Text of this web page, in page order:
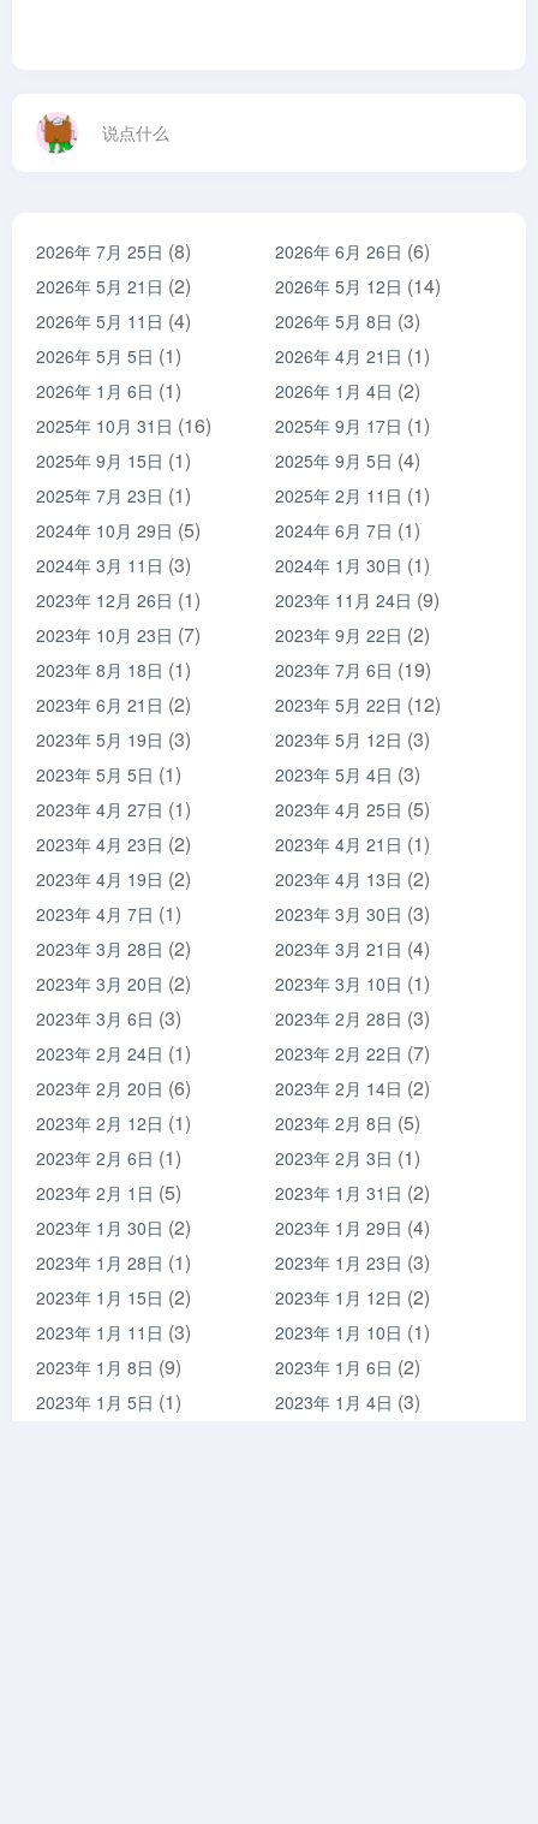
说点什么
2026年 7月 25日 (8) 2026年 6月 26日 (6)
2026年 5月 21日 (2) 2026年 5月 12日 (14)
2026年 5月 11日 (4) 2026年 5月 8日 (3)
2026年 5月 5日 (1) 2026年 4月 21日 (1)
2026年 1月 6日 (1) 2026年 1月 4日 (2)
2025年 10月 31日 (16) 2025年 9月 17日 (1)
2025年 9月 15日 (1) 2025年 9月 5日 (4)
2025年 7月 23日 (1) 2025年 2月 11日 (1)
2024年 10月 29日 (5) 2024年 6月 7日 (1)
2024年 3月 11日 (3) 2024年 1月 30日 (1)
2023年 12月 26日 (1) 2023年 11月 24日 (9)
2023年 10月 23日 (7) 2023年 9月 22日 (2)
2023年 8月 18日 (1) 2023年 7月 6日 (19)
2023年 6月 21日 (2) 2023年 5月 22日 (12)
2023年 5月 19日 (3) 2023年 5月 12日 (3)
2023年 5月 5日 (1) 2023年 5月 4日 (3)
2023年 4月 27日 (1) 2023年 4月 25日 (5)
2023年 4月 23日 (2) 2023年 4月 21日 (1)
2023年 4月 19日 (2) 2023年 4月 13日 (2)
2023年 4月 7日 (1) 2023年 3月 30日 (3)
2023年 3月 28日 (2) 2023年 3月 21日 (4)
2023年 3月 20日 (2) 2023年 3月 10日 (1)
2023年 3月 6日 (3) 2023年 2月 28日 (3)
2023年 2月 24日 (1) 2023年 2月 22日 (7)
2023年 2月 20日 (6) 2023年 2月 14日 (2)
2023年 2月 12日 (1) 2023年 2月 8日 (5)
2023年 2月 6日 (1) 2023年 2月 3日 (1)
2023年 2月 1日 (5) 2023年 1月 31日 (2)
2023年 1月 30日 (2) 2023年 1月 29日 (4)
2023年 1月 28日 (1) 2023年 1月 23日 (3)
2023年 1月 15日 (2) 2023年 1月 12日 (2)
2023年 1月 11日 (3) 2023年 1月 10日 (1)
2023年 1月 8日 (9) 2023年 1月 6日 (2)
2023年 1月 5日 (1) 2023年 1月 4日 (3)